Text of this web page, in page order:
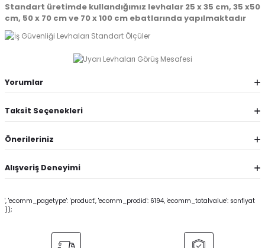
Standart üretimde kullandığımız levhalar 25 x 35 cm, 35 x50
cm, 50 x 70 cm ve 70 x 100 cm ebatlarında yapılmaktadır
Yorumlar
Taksit Seçenekleri
Önerileriniz
Alışveriş Deneyimi
', 'ecomm_pagetype': 'product', 'ecomm_prodid': 6194, 'ecomm_totalvalue': sonfiyat
});